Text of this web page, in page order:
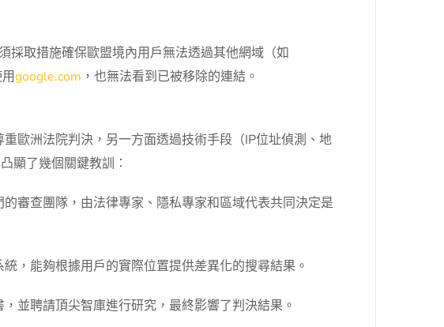
取措施確保歐盟境內用戶無法透過其他網域（如
google.com ，也無法看到已被移除的連結。
歐洲法院判決，另一方面透過技術手段（IP位址偵測、地
顯了幾個關鍵教訓：
審查團隊，由法律專家、隱私專家和區域代表共同決定是
，能夠根據用戶的實際位置提供差異化的搜尋結果。
並聘請頂尖智庫進行研究，最終影響了判決結果。